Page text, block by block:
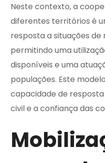
Neste contexto, a
diferentes territórios é
resposta a situações
permitindo uma
disponíveis e uma
populações. Este
capacidade de
civil e a confiança das